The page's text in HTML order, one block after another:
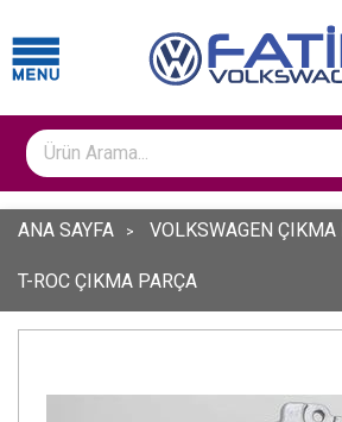
ANA SAYFA VOLKSWAGEN ÇIKMA
T-ROC ÇIKMA PARÇA